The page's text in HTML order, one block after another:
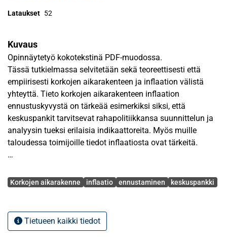
Lataukset 52
Kuvaus
Opinnäytetyö kokotekstinä PDF-muodossa.
Tässä tutkielmassa selvitetään sekä teoreettisesti että
empiirisesti korkojen aikarakenteen ja inflaation välistä
yhteyttä. Tieto korkojen aikarakenteen inflaation
ennustuskyvystä on tärkeää esimerkiksi siksi, että
keskuspankit tarvitsevat rahapolitiikkansa suunnittelun ja
analyysin tueksi erilaisia indikaattoreita. Myös muille
taloudessa toimijoille tiedot inflaatiosta ovat tärkeitä.
toisiinsa korkojen odotushypoteesiteorian avulla.
nimellinen korko vastaa reaalikoron ja inflaatio-odotusten
summaa. Inflaation ja korkojen aikarakenteen yhteys on
Avainsanat
Korkojen aikarakenne inflaatio ennustaminen keskuspankki
Tietueen kaikki tiedot